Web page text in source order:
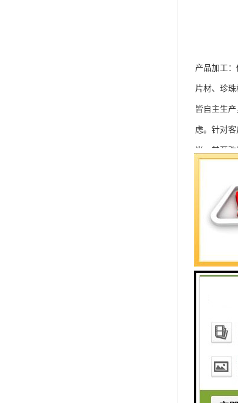
产品加工
片材、珍
皆自主生
虑。针对
米，甚至
珍珠棉按
不知道大
性。但是
烷容易产